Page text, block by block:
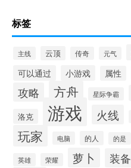
标签
主线 云顶 传奇 元气
可以通过 小游戏 属性
攻略 方舟 星际争霸
洛克 游戏 火线
玩家 电脑 的人 的是
英雄 荣耀 萝卜 装备